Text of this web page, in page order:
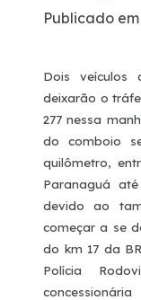
Publicado
Dois veículos
deixarão o
277 nessa
do comboio
quilômetro,
Paranaguá
devido ao
começar a se
do km 17 da
Polícia